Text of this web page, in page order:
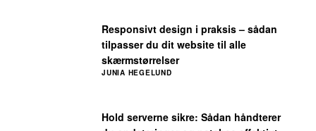
Hold serverne sikre: Sådan håndterer
Responsivt design i praksis – sådan
tilpasser du dit website til alle
skærmstørrelser
JUNIA HEGELUND